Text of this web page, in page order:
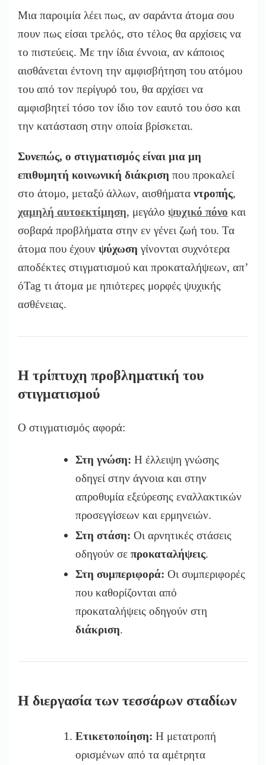
Μια παροιμία λέει πως, αν σαράντα άτομα σου
πουν πως είσαι τρελός, στο τέλος θα αρχίσεις να
το πιστεύεις. Με την ίδια έννοια, αν κάποιος
αισθάνεται έντονη την αμφισβήτηση του ατόμου
του από τον περίγυρό του, θα αρχίσει να
αμφισβητεί τόσο τον ίδιο τον εαυτό του όσο και
την κατάσταση στην οποία βρίσκεται.
Συνεπώς, ο στιγματισμός είναι μια μη
επιθυμητή κοινωνική διάκριση που προκαλεί
στο άτομο, μεταξύ άλλων, αισθήματα ντροπής,
χαμηλή αυτοεκτίμηση, μεγάλο ψυχικό πόνο και
σοβαρά προβλήματα στην εν γένει ζωή του. Τα
άτομα που έχουν ψύχωση γίνονται συχνότερα
αποδέκτες στιγματισμού και προκαταλήψεων, απ’
όTag τι άτομα με ηπιότερες μορφές ψυχικής
ασθένειας.
Η τρίπτυχη προβληματική του
στιγματισμού
Ο στιγματισμός αφορά:
Στη γνώση: Η έλλειψη γνώσης
οδηγεί στην άγνοια και στην
απροθυμία εξεύρεσης εναλλακτικών
προσεγγίσεων και ερμηνειών.
Στη στάση: Οι αρνητικές στάσεις
οδηγούν σε προκαταλήψεις.
Στη συμπεριφορά: Οι συμπεριφορές
που καθορίζονται από
προκαταλήψεις οδηγούν στη
διάκριση.
Η διεργασία των τεσσάρων σταδίων
Ετικετοποίηση: Η μετατροπή
ορισμένων από τα αμέτρητα